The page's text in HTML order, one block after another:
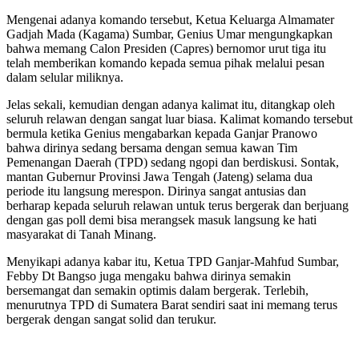
Mengenai adanya komando tersebut, Ketua Keluarga Almamater
Gadjah Mada (Kagama) Sumbar, Genius Umar mengungkapkan
bahwa memang Calon Presiden (Capres) bernomor urut tiga itu
telah memberikan komando kepada semua pihak melalui pesan
dalam selular miliknya.
Jelas sekali, kemudian dengan adanya kalimat itu, ditangkap oleh
seluruh relawan dengan sangat luar biasa. Kalimat komando tersebut
bermula ketika Genius mengabarkan kepada Ganjar Pranowo
bahwa dirinya sedang bersama dengan semua kawan Tim
Pemenangan Daerah (TPD) sedang ngopi dan berdiskusi. Sontak,
mantan Gubernur Provinsi Jawa Tengah (Jateng) selama dua
periode itu langsung merespon. Dirinya sangat antusias dan
berharap kepada seluruh relawan untuk terus bergerak dan berjuang
dengan gas poll demi bisa merangsek masuk langsung ke hati
masyarakat di Tanah Minang.
Menyikapi adanya kabar itu, Ketua TPD Ganjar-Mahfud Sumbar,
Febby Dt Bangso juga mengaku bahwa dirinya semakin
bersemangat dan semakin optimis dalam bergerak. Terlebih,
menurutnya TPD di Sumatera Barat sendiri saat ini memang terus
bergerak dengan sangat solid dan terukur.